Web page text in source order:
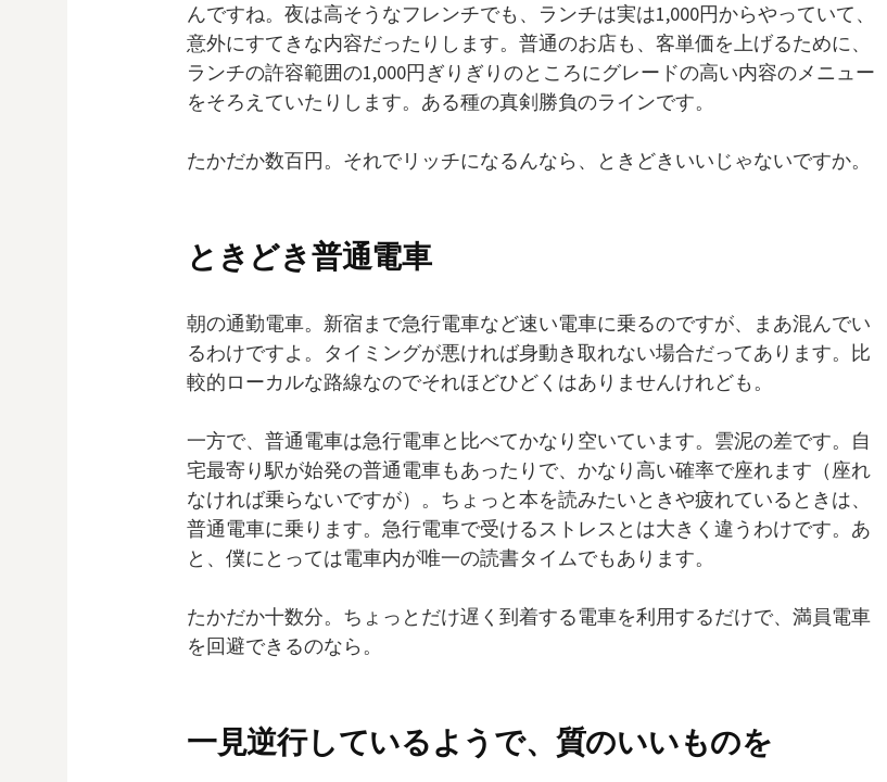
んですね。夜は高そうなフレンチでも、ランチは実は1,000円からやっていて、
意外にすてきな内容だったりします。普通のお店も、客単価を上げるために、
ランチの許容範囲の1,000円ぎりぎりのところにグレードの高い内容のメニュー
をそろえていたりします。ある種の真剣勝負のラインです。
たかだか数百円。それでリッチになるんなら、ときどきいいじゃないですか。
ときどき普通電車
朝の通勤電車。新宿まで急行電車など速い電車に乗るのですが、まあ混んでい
るわけですよ。タイミングが悪ければ身動き取れない場合だってあります。比
較的ローカルな路線なのでそれほどひどくはありませんけれども。
一方で、普通電車は急行電車と比べてかなり空いています。雲泥の差です。自
宅最寄り駅が始発の普通電車もあったりで、かなり高い確率で座れます（座れ
なければ乗らないですが）。ちょっと本を読みたいときや疲れているときは、
普通電車に乗ります。急行電車で受けるストレスとは大きく違うわけです。あ
と、僕にとっては電車内が唯一の読書タイムでもあります。
たかだか十数分。ちょっとだけ遅く到着する電車を利用するだけで、満員電車
を回避できるのなら。
一見逆行しているようで、質のいいものを